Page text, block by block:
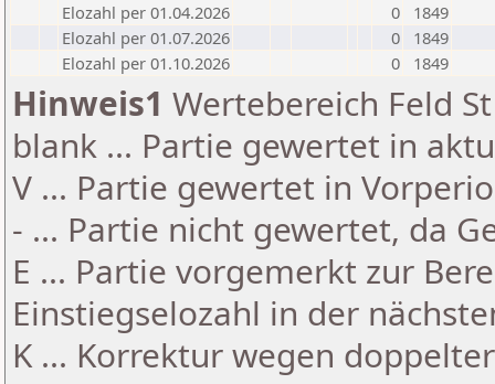
Elozahl per 01.04.2026
0
1849
Elozahl per 01.07.2026
0
1849
Elozahl per 01.10.2026
0 1849
Hinweis1 Wertebereich Feld
blank ... Partie gewertet in
V ... Partie gewertet in
- ... Partie nicht gewertet, da
E ... Partie vorgemerkt zur
Einstiegselozahl in der
K ... Korrektur wegen